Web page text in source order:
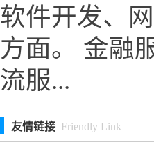
软件开发、
方面。 金融
流服...
友情链接 Friendly Link